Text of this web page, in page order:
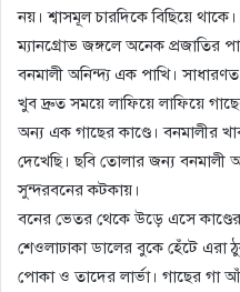
নয়। শ্বাসমূল চারদিকে বিছিয়ে
ম্যানগ্রোভ জঙ্গলে অনেক প্রজাতির
বনমালী অনিন্দ্য এক পাখি।
খুব দ্রুত সময়ে লাফিয়ে লাফিয়ে
অন্য এক গাছের কাণ্ডে। বনমালীর
দেখেছি। ছবি তোলার জন্য বনমালী
সুন্দরবনের কটকায়।
বনের ভেতর থেকে উড়ে এসে
শেওলাঢাকা ডালের বুকে হেঁটে এরা
পোকা ও তাদের লার্ভা। গাছের গা